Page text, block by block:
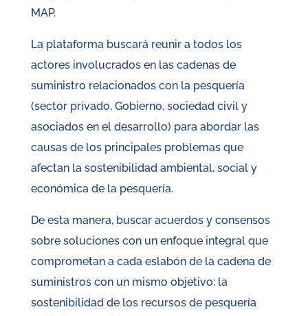
MAP.
La plataforma buscará reunir a todos los
actores involucrados en las cadenas de
suministro relacionados con la pesquería
(sector privado, Gobierno, sociedad civil y
asociados en el desarrollo) para abordar las
causas de los principales problemas que
afectan la sostenibilidad ambiental, social y
económica de la pesquería.
De esta manera, buscar acuerdos y consensos
sobre soluciones con un enfoque integral que
comprometan a cada eslabón de la cadena de
suministros con un mismo objetivo: la
sostenibilidad de los recursos de pesquería